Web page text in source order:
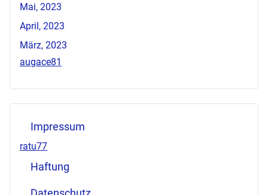
Mai, 2023
April, 2023
März, 2023
augace81
Impressum
ratu77
Haftung